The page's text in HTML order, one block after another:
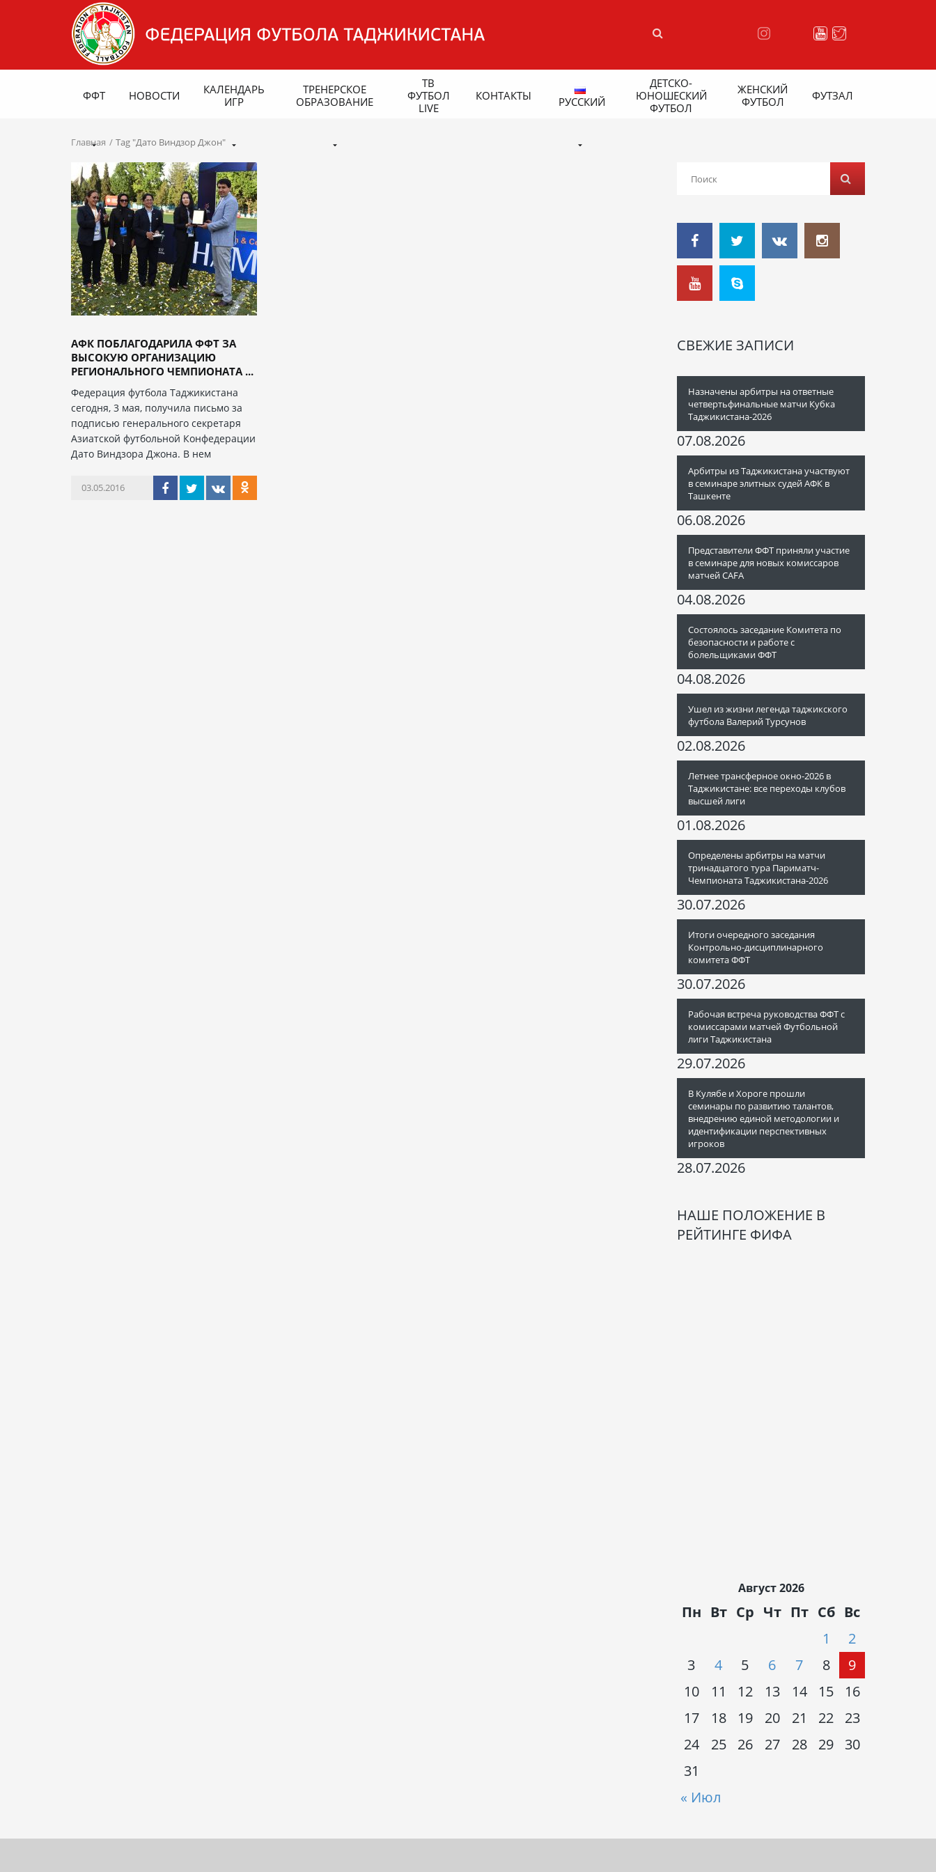
ФФТ НОВОСТИ
КАЛЕНДАРЬ
ИГР
ТРЕНЕРСКОЕ
ОБРАЗОВАНИЕ
ТВ
ФУТБОЛ
LIVE
КОНТАКТЫ РУССКИЙ
ДЕТСКО-
ЮНОШЕСКИЙ
ФУТБОЛ
ЖЕНСКИЙ
ФУТБОЛ
ФУТЗАЛ
Главная Tag "Дато Виндзор Джон"
АФК ПОБЛАГОДАРИЛА ФФТ ЗА
ВЫСОКУЮ ОРГАНИЗАЦИЮ
РЕГИОНАЛЬНОГО ЧЕМПИОНАТА ...
Федерация футбола Таджикистана
сегодня, 3 мая, получила письмо за
подписью генерального секретаря
Азиатской футбольной Конфедерации
Дато Виндзора Джона. В нем
03.05.2016
СВЕЖИЕ ЗАПИСИ
Назначены арбитры на ответные
четвертьфинальные матчи Кубка
Таджикистана-2026
07.08.2026
Арбитры из Таджикистана участвуют
в семинаре элитных судей АФК в
Ташкенте
06.08.2026
Представители ФФТ приняли участие
в семинаре для новых комиссаров
матчей CAFA
04.08.2026
Состоялось заседание Комитета по
безопасности и работе с
болельщиками ФФТ
04.08.2026
Ушел из жизни легенда таджикского
футбола Валерий Турсунов
02.08.2026
Летнее трансферное окно-2026 в
Таджикистане: все переходы клубов
высшей лиги
01.08.2026
Определены арбитры на матчи
тринадцатого тура Париматч-
Чемпионата Таджикистана-2026
30.07.2026
Итоги очередного заседания
Контрольно-дисциплинарного
комитета ФФТ
30.07.2026
Рабочая встреча руководства ФФТ с
комиссарами матчей Футбольной
лиги Таджикистана
29.07.2026
В Кулябе и Хороге прошли
семинары по развитию талантов,
внедрению единой методологии и
идентификации перспективных
игроков
28.07.2026
НАШЕ ПОЛОЖЕНИЕ В
РЕЙТИНГЕ ФИФА
Август 2026
Пн Вт Ср Чт Пт Сб Вс
« Июл
1
2
3
4 5 6 7 8
9
10
11 12 13 14 15
16
17
18 19 20 21 22
23
24
25 26 27 28 29
30
31